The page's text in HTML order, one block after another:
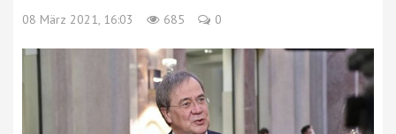
08 März 2021, 16:03 685 0